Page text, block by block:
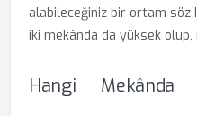
alabileceğiniz bir ortam söz
iki mekânda da yüksek
Hangi